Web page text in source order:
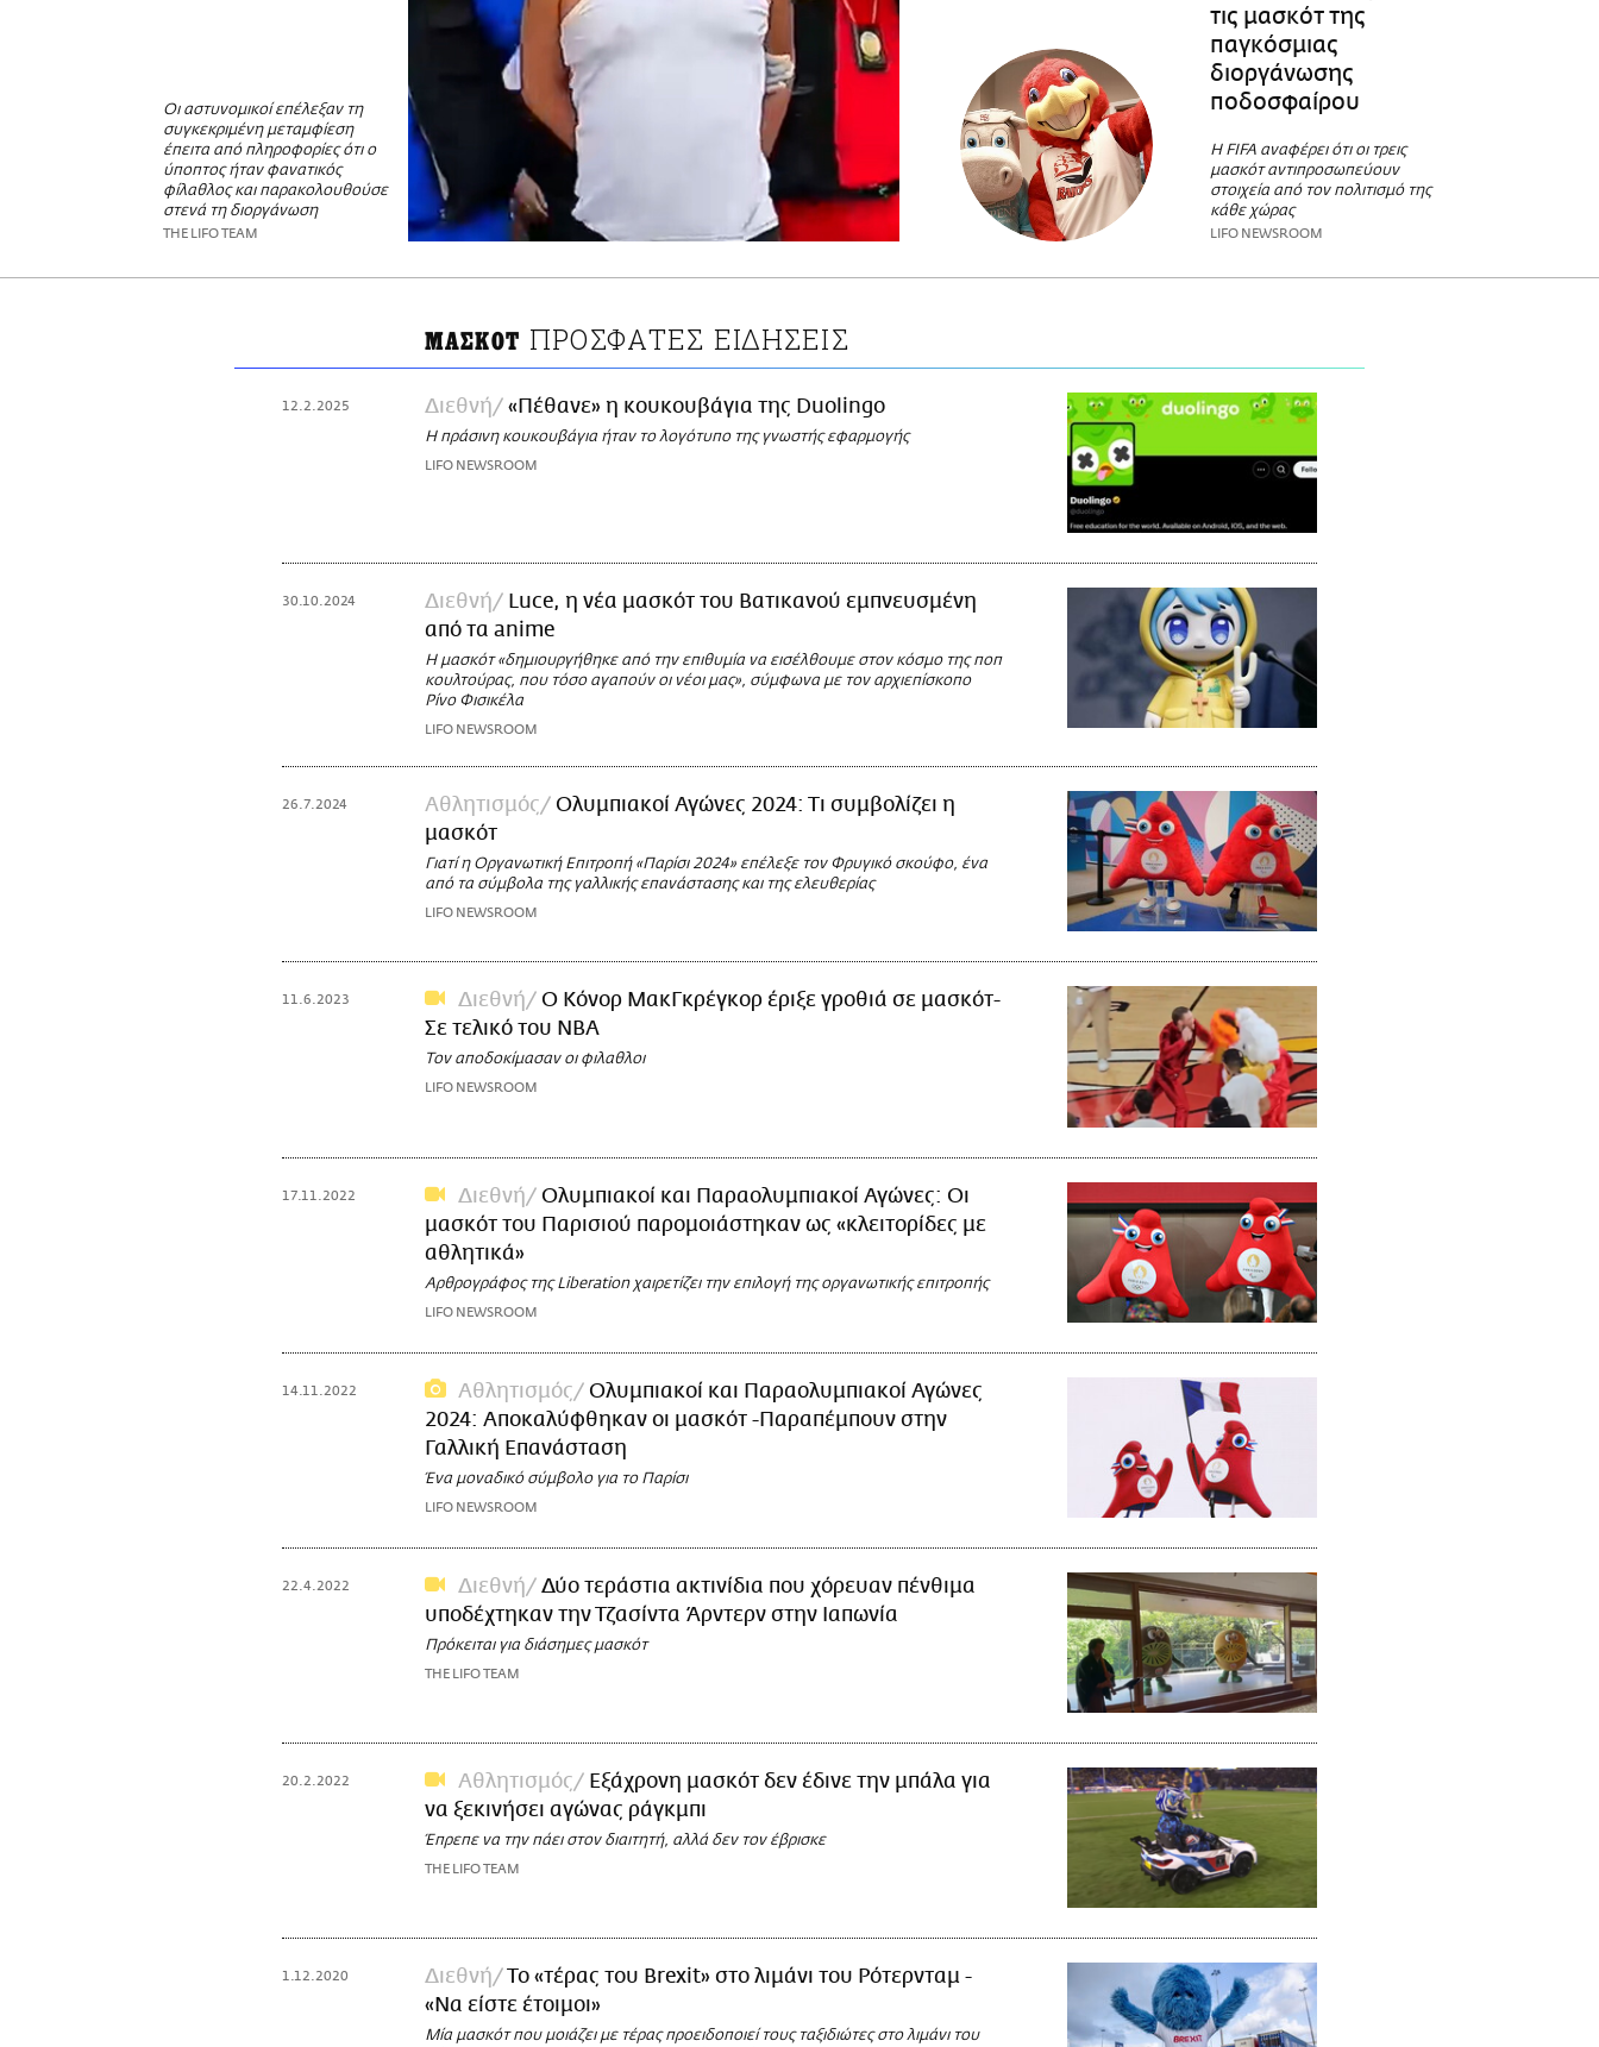
Oι αστυνομικοί επέλεξαν τη
συγκεκριμένη μεταμφίεση
έπειτα από πληροφορίες ότι ο
ύποπτος ήταν φανατικός
φίλαθλος και παρακολουθούσε
στενά τη διοργάνωση
THE LIFO TEAM
τις μασκότ της
παγκόσμιας
διοργάνωσης
ποδοσφαίρου
Η FIFA αναφέρει ότι οι τρεις
μασκότ αντιπροσωπεύουν
στοιχεία από τον πολιτισμό της
κάθε χώρας
LIFO NEWSROOM
ΜΑΣΚΟΤ ΠΡΟΣΦΑΤΕΣ ΕΙΔΗΣΕΙΣ
12.2.2025 Διεθνή «Πέθανε» η κουκουβάγια της Duolingo
Η πράσινη κουκουβάγια ήταν το λογότυπο της γνωστής εφαρμογής
LIFO NEWSROOM
30.10.2024 Διεθνή
Luce, η νέα μασκότ του Βατικανού εμπνευσμένη
από τα anime
Η μασκότ «δημιουργήθηκε από την επιθυμία να εισέλθουμε στον κόσμο της ποπ
κουλτούρας, που τόσο αγαπούν οι νέοι μας», σύμφωνα με τον αρχιεπίσκοπο
Ρίνο Φισικέλα
LIFO NEWSROOM
26.7.2024 Αθλητισμός
Ολυμπιακοί Αγώνες 2024: Τι συμβολίζει η
μασκότ
Γιατί η Οργανωτική Επιτροπή «Παρίσι 2024» επέλεξε τον Φρυγικό σκούφο, ένα
από τα σύμβολα της γαλλικής επανάστασης και της ελευθερίας
LIFO NEWSROOM
11.6.2023 Διεθνή
Ο Κόνορ ΜακΓκρέγκορ έριξε γροθιά σε μασκότ-
Σε τελικό του NBA
Τον αποδοκίμασαν οι φιλαθλοι
LIFO NEWSROOM
17.11.2022 Διεθνή
Ολυμπιακοί και Παραολυμπιακοί Αγώνες: Οι
μασκότ του Παρισιού παρομοιάστηκαν ως «κλειτορίδες με
αθλητικά»
Αρθρογράφος της Liberation χαιρετίζει την επιλογή της οργανωτικής επιτροπής
LIFO NEWSROOM
14.11.2022 Αθλητισμός
Ολυμπιακοί και Παραολυμπιακοί Αγώνες
2024: Αποκαλύφθηκαν οι μασκότ -Παραπέμπουν στην
Γαλλική Επανάσταση
Ένα μοναδικό σύμβολο για το Παρίσι
LIFO NEWSROOM
22.4.2022 Διεθνή
Δύο τεράστια ακτινίδια που χόρευαν πένθιμα
υποδέχτηκαν την Τζασίντα Άρντερν στην Ιαπωνία
Πρόκειται για διάσημες μασκότ
THE LIFO TEAM
20.2.2022 Αθλητισμός
Εξάχρονη μασκότ δεν έδινε την μπάλα για
να ξεκινήσει αγώνας ράγκμπι
Έπρεπε να την πάει στον διαιτητή, αλλά δεν τον έβρισκε
THE LIFO TEAM
1.12.2020 Διεθνή
Το «τέρας του Brexit» στο λιμάνι του Ρότερνταμ -
«Να είστε έτοιμοι»
Μία μασκότ που μοιάζει με τέρας προειδοποιεί τους ταξιδιώτες στο λιμάνι του